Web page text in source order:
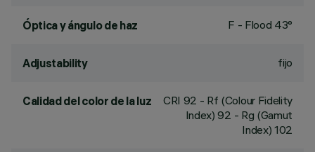
Óptica y ángulo de haz F - Flood 43°
Adjustability fijo
Calidad del color de la luz CRI 92 - Rf (Colour Fidelity
Index) 92 - Rg (Gamut
Index) 102